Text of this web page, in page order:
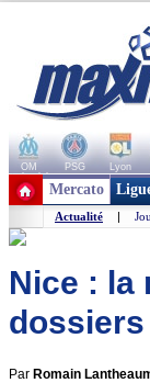
OM PSG Lyon
+ de clubs
Mercato
Actualité |
Nice : la
Par Romain